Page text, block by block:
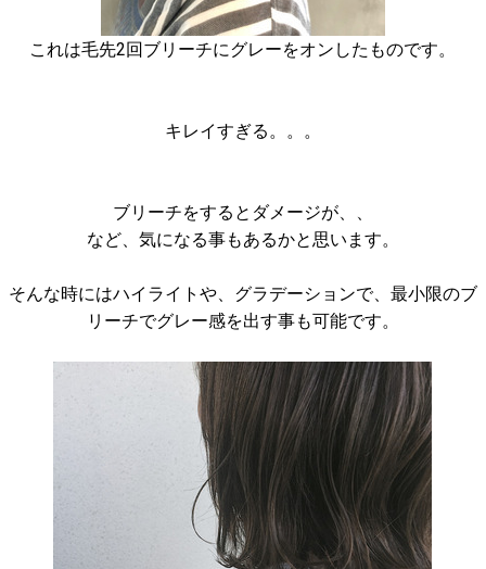
これは毛先2回ブリーチにグレーをオンしたものです。
キレイすぎる。。。
ブリーチをするとダメージが、、
など、気になる事もあるかと思います。
そんな時にはハイライトや、グラデーションで、最小限のブ
リーチでグレー感を出す事も可能です。